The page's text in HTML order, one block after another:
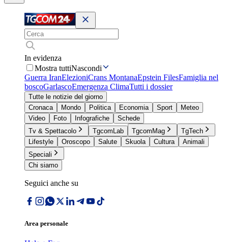
In evidenza
Mostra tuttiNascondi
Guerra IranElezioniCrans MontanaEpstein FilesFamiglia nel
boscoGarlascoEmergenza ClimaTutti i dossier
Tutte le notizie del giorno
Cronaca
Mondo Politica Economia Sport
Meteo
Video
Foto Infografiche
Schede
Tv & Spettacolo
TgcomLab TgcomMag
TgTech
Lifestyle
Oroscopo Salute Skuola Cultura
Animali
Speciali
Chi siamo
Seguici anche su
Area personale